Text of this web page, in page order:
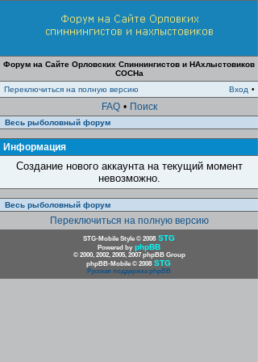
Форум на Сайте Орловских Спиннингистов и НАхлыстовиков
СОСНа
Переключиться на полную версию
Вход •
FAQ • Поиск
Весь рыболовный форум
Информация
Создание нового аккаунта на текущий момент
невозможно.
Весь рыболовный форум
Переключиться на полную версию
STG-Mobile Style © 2008 STG
Powered by phpBB
© 2000, 2002, 2005, 2007 phpBB Group
phpBB-Mobile © 2008 STG
Русская поддержка phpBB